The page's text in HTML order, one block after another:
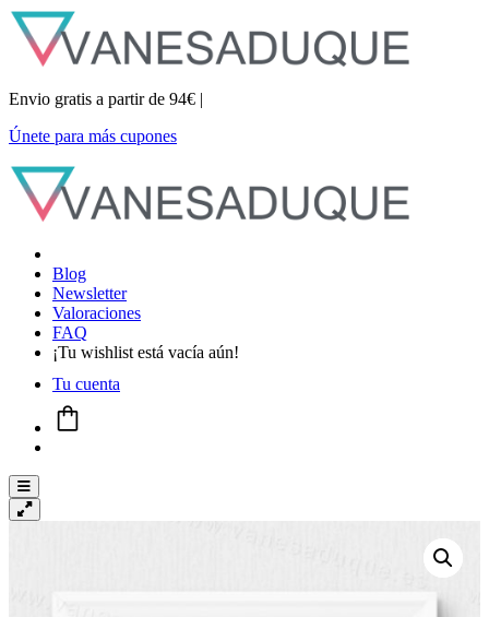
Envio gratis a partir de 94€ |
Únete para más cupones
Blog
Newsletter
Valoraciones
FAQ
¡Tu wishlist está vacía aún!
Tu cuenta
Menú conmutador hamburguesa